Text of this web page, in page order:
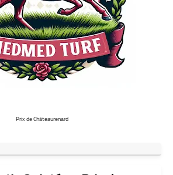
Prix de Châteaurenard